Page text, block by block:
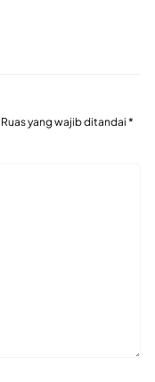
Ruas yang wajib ditandai *